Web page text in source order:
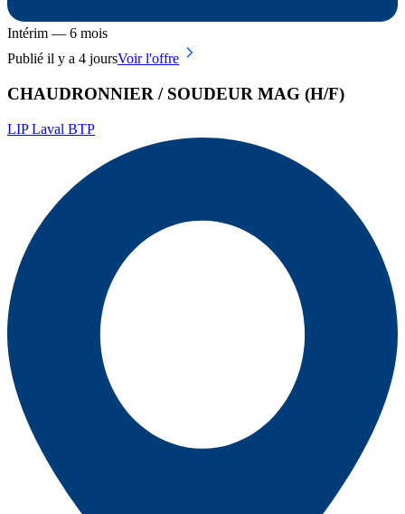
Intérim — 6 mois
Publié il y a 4 joursVoir l'offre
CHAUDRONNIER / SOUDEUR MAG (H/F)
LIP Laval BTP